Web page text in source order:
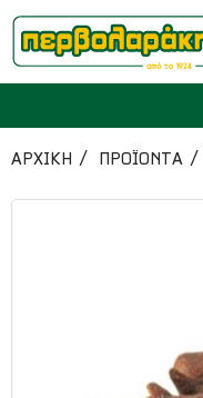
ΜΠΑΧΑΡΙΚΑ
ΒΟΤΑΝΑ
ΑΡΧΙΚΉ ΠΡΟΪΟΝΤΑ